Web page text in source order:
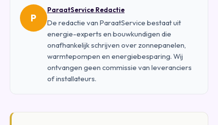
P
ParaatService Redactie
De redactie van ParaatService bestaat uit
energie-experts en bouwkundigen die
onafhankelijk schrijven over zonnepanelen,
warmtepompen en energiebesparing. Wij
ontvangen geen commissie van leveranciers
of installateurs.